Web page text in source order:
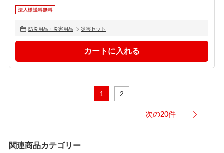
防災用品・災害用品 災害セット
1 2
次の20件
関連商品カテゴリー